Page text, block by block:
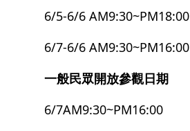
6/5-6/6 AM9:30~PM18:00
6/7-6/6 AM9:30~PM16:00
一般民眾開放參觀日期
6/7AM9:30~PM16:00